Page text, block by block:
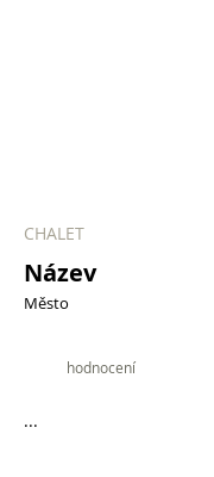
CHALET
Název
Město
hodnocení
...